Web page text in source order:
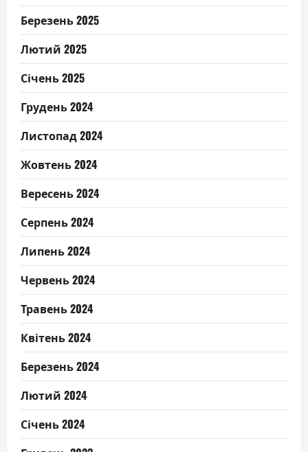
Березень 2025
Лютий 2025
Січень 2025
Грудень 2024
Листопад 2024
Жовтень 2024
Вересень 2024
Серпень 2024
Липень 2024
Червень 2024
Травень 2024
Квітень 2024
Березень 2024
Лютий 2024
Січень 2024